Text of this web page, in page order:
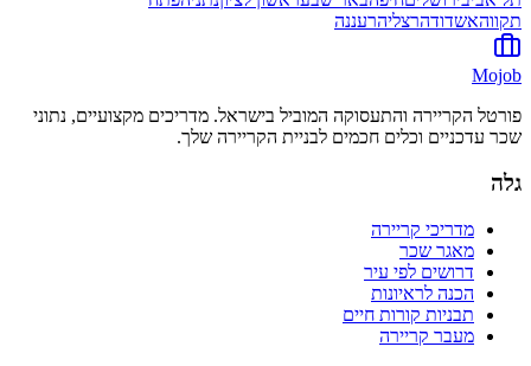
תקווהאשדודהרצליהרעננה
Mojob
פורטל הקריירה והתעסוקה המוביל בישראל. מדריכים מקצועיים, נתוני
שכר עדכניים וכלים חכמים לבניית הקריירה שלך.
גלה
מדריכי קריירה
מאגר שכר
דרושים לפי עיר
הכנה לראיונות
תבניות קורות חיים
מעבר קריירה